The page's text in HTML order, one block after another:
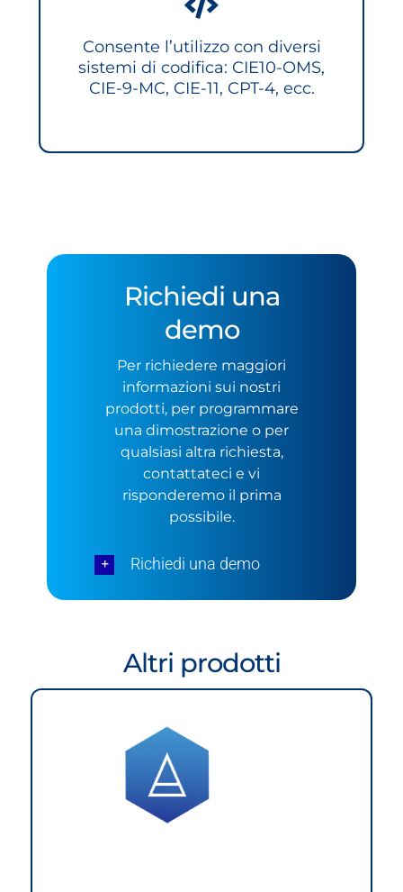
Consente l’utilizzo con diversi
sistemi di codifica: CIE10-OMS,
CIE-9-MC, CIE-11, CPT-4, ecc.
Richiedi una
demo
Per richiedere maggiori
informazioni sui nostri
prodotti, per programmare
una dimostrazione o per
qualsiasi altra richiesta,
contattateci e vi
risponderemo il prima
possibile.
Richiedi una demo
Altri prodotti